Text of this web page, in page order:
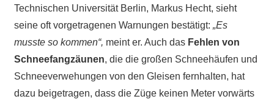
Technischen Universität Berlin, Markus Hecht, sieht
seine oft vorgetragenen Warnungen bestätigt: „Es
musste so kommen“, meint er. Auch das Fehlen von
Schneefangzäunen, die die großen Schneehäufen und
Schneeverwehungen von den Gleisen fernhalten, hat
dazu beigetragen, dass die Züge keinen Meter vorwärts